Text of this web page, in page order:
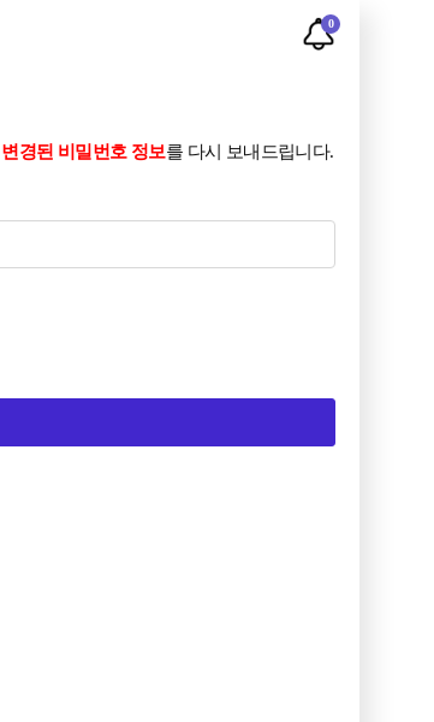
0
변경된 비밀번호 정보를 다시 보내드립니다.